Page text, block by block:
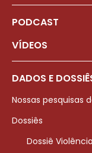
PODCAST
VÍDEOS
DADOS E
Nossas pesquisas
Dossiês
Dossiê